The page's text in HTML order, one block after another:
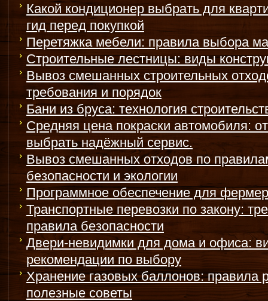
Какой кондиционер выбрать для
гид перед покупкой
Перетяжка мебели: правила выбора
Строительные лестницы: виды
Вывоз смешанных строительных
требования и порядок
Бани из бруса: технология
Средняя цена покраски автомобиля:
выбрать надёжный сервис.
Вывоз смешанных отходов по
безопасности и экологии
Программное обеспечение для
Транспортные перевозки по закону:
правила безопасности
Двери-невидимки для дома и офиса:
рекомендации по выбору
Хранение газовых баллонов: правила
полезные советы